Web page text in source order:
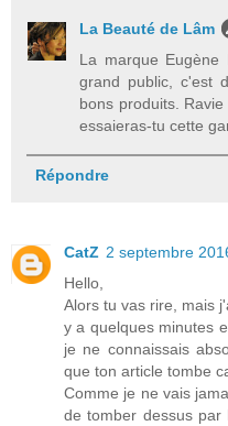
La Beauté de Lâm
La marque
grand public, c'est
bons produits.
essaieras-tu cette
Répondre
CatZ 2 septembre
Hello,
Alors tu vas rire, mais
y a quelques minutes
je ne connaissais
que ton article tombe
Comme je ne vais
de tomber dessus